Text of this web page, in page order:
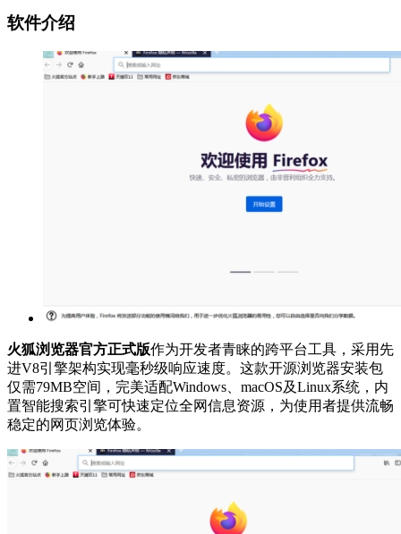
软件介绍
火狐浏览器官方正式版作为开发者青睐的跨平台工具，采用先
进V8引擎架构实现毫秒级响应速度。这款开源浏览器安装包
仅需79MB空间，完美适配Windows、macOS及Linux系统，内
置智能搜索引擎可快速定位全网信息资源，为使用者提供流畅
稳定的网页浏览体验。